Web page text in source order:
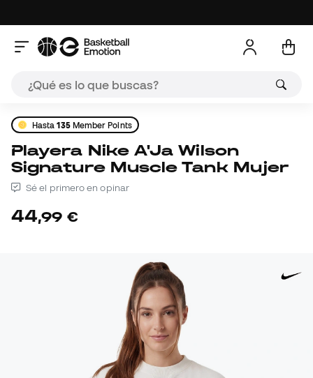
Hasta135Member Points
Playera Nike A'Ja Wilson
Signature Muscle Tank Mujer
Sé el primero en opinar
44,99 €